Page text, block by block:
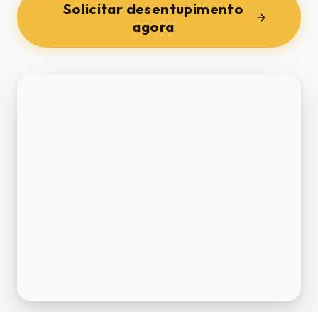
Solicitar desentupimento
agora